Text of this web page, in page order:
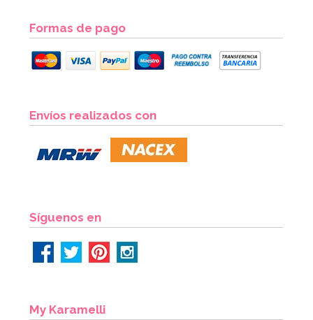
Formas de pago
Envíos realizados con
Síguenos en
My Karamelli